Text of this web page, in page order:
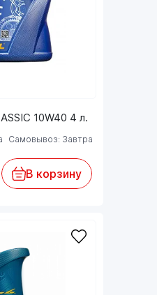
10W40 4 л.
Самовывоз: Завтра
В корзину